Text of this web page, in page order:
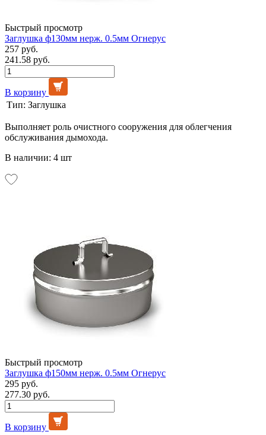
Быстрый просмотр
Заглушка ф130мм нерж. 0.5мм Огнерус
257 руб.
241.58 руб.
В корзину
Тип: Заглушка
Выполняет роль очистного сооружения для облегчения
обслуживания дымохода.
В наличии: 4 шт
Быстрый просмотр
Заглушка ф150мм нерж. 0.5мм Огнерус
295 руб.
277.30 руб.
В корзину